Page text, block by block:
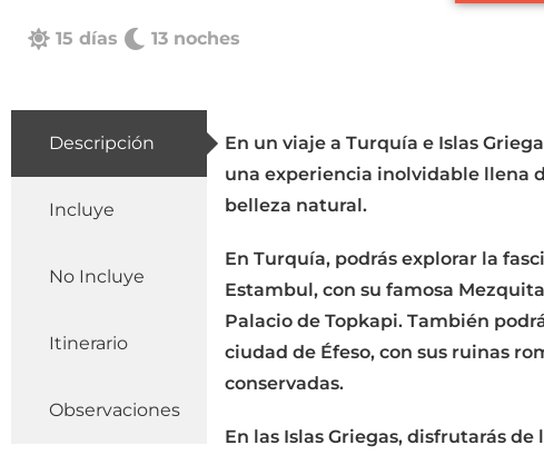
15 días 13 noches
Descripción
Incluye
No Incluye
Itinerario
Observaciones
En un viaje a Turquía e Islas
una experiencia inolvidable llena
belleza natural.
En Turquía, podrás explorar la
Estambul, con su famosa
Palacio de Topkapi. También
ciudad de Éfeso, con sus ruinas
conservadas.
En las Islas Griegas, disfrutarás